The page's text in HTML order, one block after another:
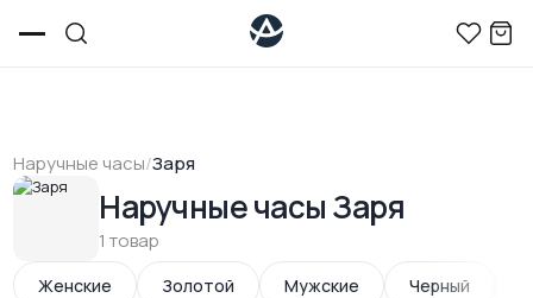
Наручные часы/Заря
Наручные часы Заря
1 товар
Женские Золотой Мужские Черный